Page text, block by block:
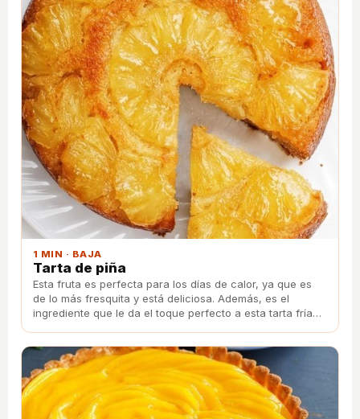
1 MIN · BAJA
Tarta de piña
Esta fruta es perfecta para los días de calor, ya que es
de lo más fresquita y está deliciosa. Además, es el
ingrediente que le da el toque perfecto a esta tarta fría